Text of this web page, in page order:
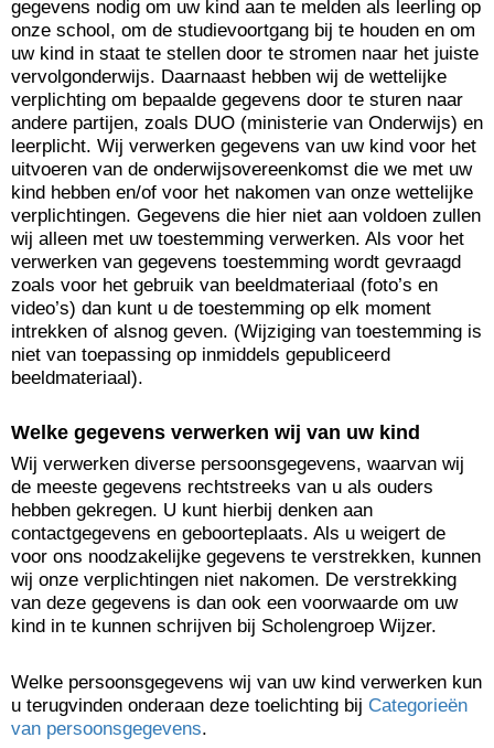
gegevens nodig om uw kind aan te melden als leerling op
onze school, om de studievoortgang bij te houden en om
uw kind in staat te stellen door te stromen naar het juiste
vervolgonderwijs. Daarnaast hebben wij de wettelijke
verplichting om bepaalde gegevens door te sturen naar
andere partijen, zoals DUO (ministerie van Onderwijs) en
leerplicht. Wij verwerken gegevens van uw kind voor het
uitvoeren van de onderwijsovereenkomst die we met uw
kind hebben en/of voor het nakomen van onze wettelijke
verplichtingen. Gegevens die hier niet aan voldoen zullen
wij alleen met uw toestemming verwerken. Als voor het
verwerken van gegevens toestemming wordt gevraagd
zoals voor het gebruik van beeldmateriaal (foto’s en
video’s) dan kunt u de toestemming op elk moment
intrekken of alsnog geven. (Wijziging van toestemming is
niet van toepassing op inmiddels gepubliceerd
beeldmateriaal).
Welke gegevens verwerken wij van uw kind
Wij verwerken diverse persoonsgegevens, waarvan wij
de meeste gegevens rechtstreeks van u als ouders
hebben gekregen. U kunt hierbij denken aan
contactgegevens en geboorteplaats. Als u weigert de
voor ons noodzakelijke gegevens te verstrekken, kunnen
wij onze verplichtingen niet nakomen. De verstrekking
van deze gegevens is dan ook een voorwaarde om uw
kind in te kunnen schrijven bij Scholengroep Wijzer.
Welke persoonsgegevens wij van uw kind verwerken kun
u terugvinden onderaan deze toelichting bij Categorieën
van persoonsgegevens.